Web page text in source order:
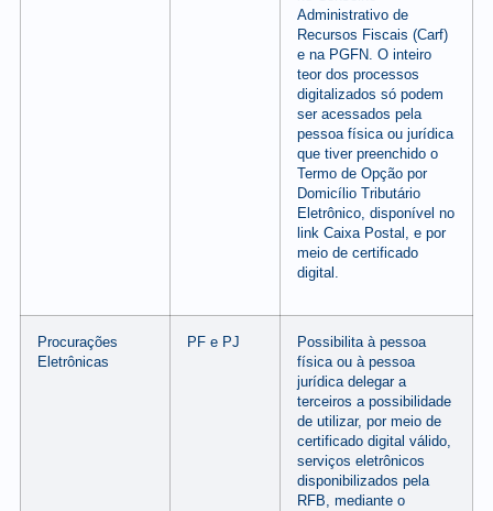
Administrativo de
Recursos Fiscais (Carf)
e na PGFN. O inteiro
teor dos processos
digitalizados só podem
ser acessados pela
pessoa física ou jurídica
que tiver preenchido o
Termo de Opção por
Domicílio Tributário
Eletrônico, disponível no
link Caixa Postal, e por
meio de certificado
digital.
Procurações
Eletrônicas
PF e PJ
Possibilita à pessoa
física ou à pessoa
jurídica delegar a
terceiros a possibilidade
de utilizar, por meio de
certificado digital válido,
serviços eletrônicos
disponibilizados pela
RFB, mediante o